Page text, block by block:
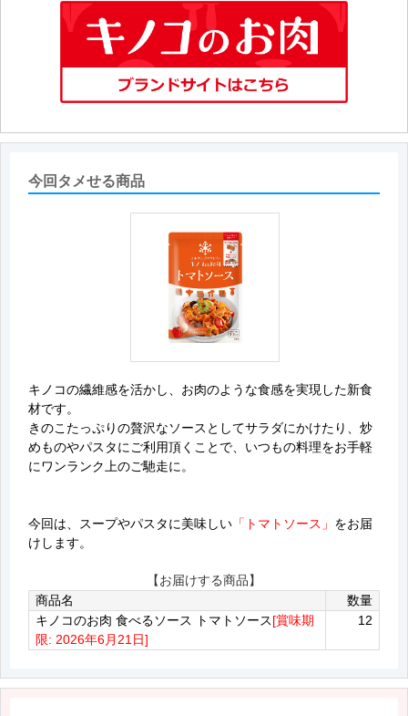
今回タメせる商品
キノコの繊維感を活かし、お肉のような食感を実現した新食
材です。
きのこたっぷりの贅沢なソースとしてサラダにかけたり、炒
めものやパスタにご利用頂くことで、いつもの料理をお手軽
にワンランク上のご馳走に。
今回は、スープやパスタに美味しい 「トマトソース」 をお届
けします。
【お届けする商品】
商品名
数量
キノコのお肉 食べるソース トマトソース[賞味期
限: 2026年6月21日]
12